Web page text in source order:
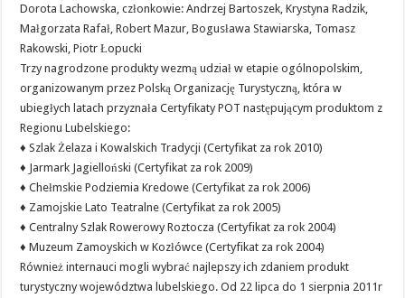
Dorota Lachowska, członkowie: Andrzej Bartoszek, Krystyna Radzik,
Małgorzata Rafał, Robert Mazur, Bogusława Stawiarska, Tomasz
Rakowski, Piotr Łopucki
Trzy nagrodzone produkty wezmą udział w etapie ogólnopolskim,
organizowanym przez Polską Organizację Turystyczną, która w
ubiegłych latach przyznała Certyfikaty POT następującym produktom z
Regionu Lubelskiego:
♦ Szlak Żelaza i Kowalskich Tradycji (Certyfikat za rok 2010)
♦ Jarmark Jagielloński (Certyfikat za rok 2009)
♦ Chełmskie Podziemia Kredowe (Certyfikat za rok 2006)
♦ Zamojskie Lato Teatralne (Certyfikat za rok 2005)
♦ Centralny Szlak Rowerowy Roztocza (Certyfikat za rok 2004)
♦ Muzeum Zamoyskich w Kozłówce (Certyfikat za rok 2004)
Również internauci mogli wybrać najlepszy ich zdaniem produkt
turystyczny województwa lubelskiego. Od 22 lipca do 1 sierpnia 2011r